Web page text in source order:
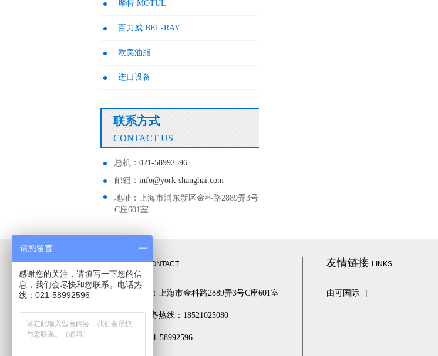
摩特 MOTUL
百力威 BEL-RAY
欧美油脂
进口设备
联系方式
CONTACT US
总机： 021-58992596
邮箱： info@york-shanghai.com
地址：上海市浦东新区金科路2889弄3号
C座601室
联系方式CONTACT
公司地址：上海市金科路2889弄3号C座601室
24小时服务热线：18521025080
电话： 021-58992596
友情链接 LINKS
由可国际
请您留言
感谢您的关注，请填写一下您的信
息，我们会尽快和您联系。电话热
线：021-58992596